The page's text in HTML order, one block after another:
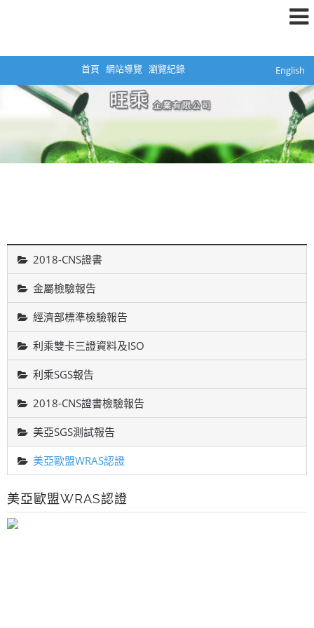
首頁 網站導覽 English
瀏覽紀錄
2018-CNS證書
金屬檢驗報告
經濟部標準檢驗報告
利乘雙卡三證資料及ISO
利乘SGS報告
2018-CNS證書檢驗報告
美亞SGS測試報告
美亞歐盟WRAS認證
美亞歐盟WRAS認證